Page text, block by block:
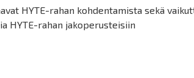
HYTE-rahan kohdentamista sekä
HYTE-rahan jakoperusteisiin